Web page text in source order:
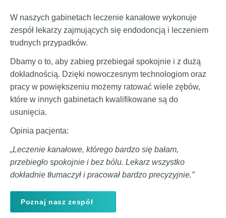
W naszych gabinetach leczenie kanałowe wykonuje
zespół lekarzy zajmujących się endodoncją i leczeniem
trudnych przypadków.
Dbamy o to, aby zabieg przebiegał spokojnie i z dużą
dokładnością. Dzięki nowoczesnym technologiom oraz
pracy w powiększeniu możemy ratować wiele zębów,
które w innych gabinetach kwalifikowane są do
usunięcia.
Opinia pacjenta:
„Leczenie kanałowe, którego bardzo się bałam,
przebiegło spokojnie i bez bólu. Lekarz wszystko
dokładnie tłumaczył i pracował bardzo precyzyjnie.”
Poznaj nasz zespół